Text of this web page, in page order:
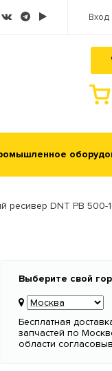
Вход
ресивер DNT РВ 500-
Выберите свой
Бесплатная
запчастей по
области